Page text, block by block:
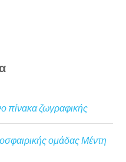
πίνακα ζωγραφικής
ομάδας Μέντη